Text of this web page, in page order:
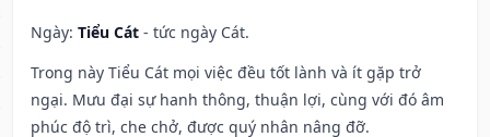
Ngày: Tiểu Cát - tức ngày Cát.
Trong này Tiểu Cát mọi việc đều tốt lành và ít gặp trở
ngại. Mưu đại sự hanh thông, thuận lợi, cùng với đó âm
phúc độ trì, che chở, được quý nhân nâng đỡ.